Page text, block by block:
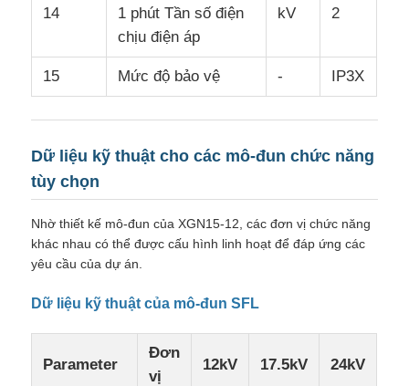
14
1 phút Tần số điện
chịu điện áp
kV 2
15 Mức độ bảo vệ - IP3X
Dữ liệu kỹ thuật cho các mô-đun chức năng
tùy chọn
Nhờ thiết kế mô-đun của XGN15-12, các đơn vị chức năng
khác nhau có thể được cấu hình linh hoạt để đáp ứng các
yêu cầu của dự án.
Dữ liệu kỹ thuật của mô-đun SFL
Parameter
Đơn
vị
12kV 17.5kV 24kV